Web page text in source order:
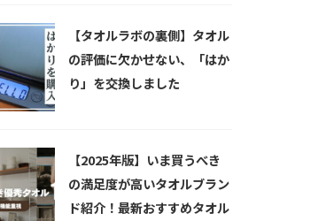
【タオルラボの裏側】タオル
の評価に欠かせない、「はか
り」を交換しました
【2025年版】いま買うべき
の満足度が高いタオルブラン
ド紹介！最新おすすめタオル